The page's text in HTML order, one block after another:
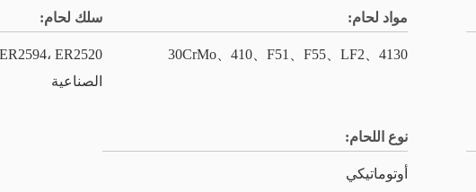
مواد لحام:
4130、30CrMo、410、F51、F55、LF2
سلك لحام:
الصناعية
نوع اللحام:
أوتوماتيكي